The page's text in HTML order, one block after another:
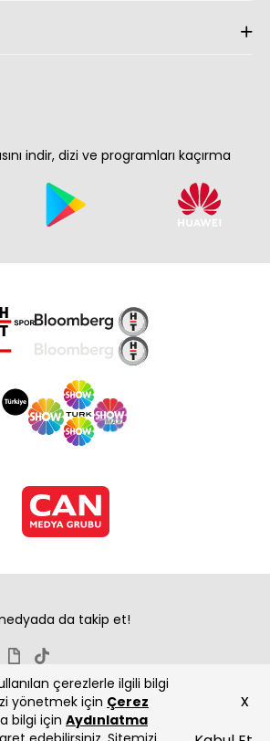
çerezlerle ilgili bilgi
yönetmek için Çerez
bilgi için Aydınlatma
x
indir, dizi ve programları kaçırma
da takip et!